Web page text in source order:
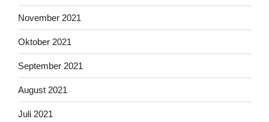
November 2021
Oktober 2021
September 2021
August 2021
Juli 2021